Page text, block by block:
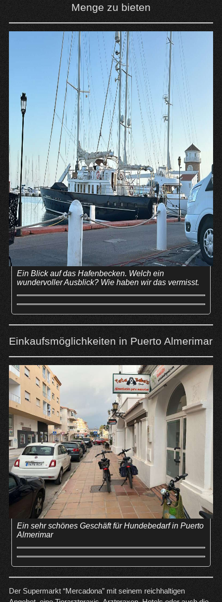
Menge zu bieten
Ein Blick auf das Hafenbecken. Welch ein
wundervoller Ausblick? Wie haben wir das vermisst.
Einkaufsmöglichkeiten in Puerto Almerimar
Ein sehr schönes Geschäft für Hundebedarf in Puerto
Almerimar
Der Supermarkt “Mercadona” mit seinem reichhaltigen